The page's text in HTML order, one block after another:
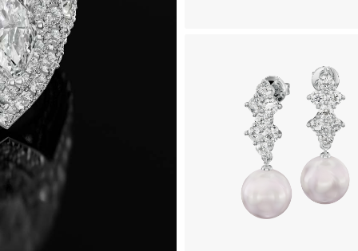
جواهر طرح موتیارا
321,800,000 تومان